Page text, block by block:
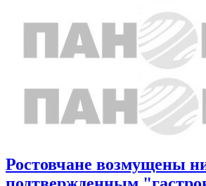
Ростовчане возмущены